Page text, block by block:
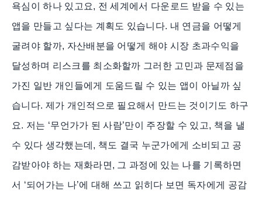
욕심이 하나 있고요, 전 세계에서 다운로드 받을 수 있는
앱을 만들고 싶다는 계획도 있습니다. 내 연금을 어떻게
굴려야 할까, 자산배분을 어떻게 해야 시장 초과수익을
달성하며 리스크를 최소화할까 그러한 고민과 문제점을
가진 일반 개인들에게 도움드릴 수 있는 앱이 아닐까 싶
습니다. 제가 개인적으로 필요해서 만드는 것이기도 하구
요. 저는 ‘무언가가 된 사람’만이 주장할 수 있고, 책을 낼
수 있다 생각했는데, 책도 결국 누군가에게 소비되고 공
감받아야 하는 재화라면, 그 과정에 있는 나를 기록하면
서 ‘되어가는 나’에 대해 쓰고 읽히다 보면 독자에게 공감